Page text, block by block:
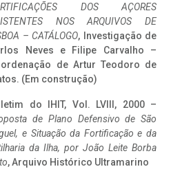
DOS AÇORES
NOS ARQUIVOS DE
– CATÁLOGO, Investigação de
Neves e Filipe Carvalho –
de Artur Teodoro de
(Em construção)
do IHIT, Vol. LVIII, 2000 –
de Plano Defensivo de São
e Situação da Fortificação e da
da Ilha, por João Leite Borba
, Arquivo Histórico Ultramarino